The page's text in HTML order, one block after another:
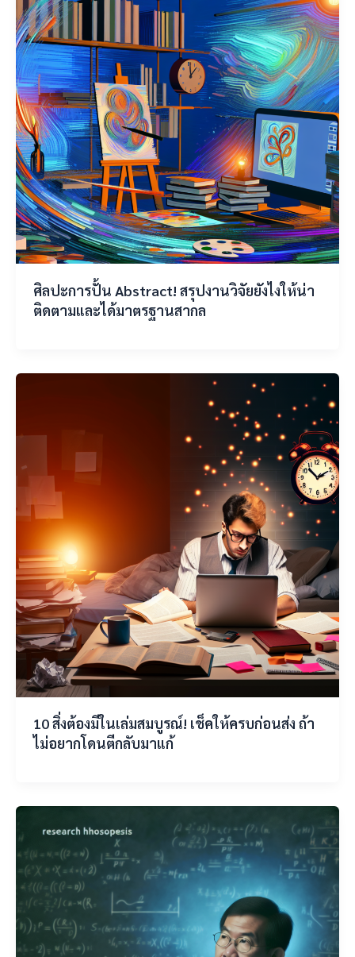
ศิลปะการปั้น Abstract! สรุปงานวิจัยยังไงให้น่า
ติดตามและได้มาตรฐานสากล
10 สิ่งต้องมีในเล่มสมบูรณ์! เช็คให้ครบก่อนส่ง ถ้า
ไม่อยากโดนตีกลับมาแก้